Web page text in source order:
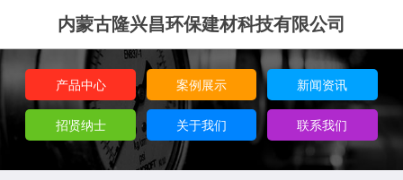
内蒙古隆兴昌环保建材科技有限公司
产品中心 案例展示 新闻资讯
招贤纳士 关于我们 联系我们